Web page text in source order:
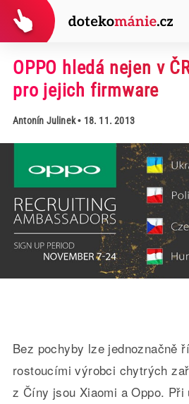
OPPO hledá nejen v
pro jejich firmware
Antonín Julinek• 18. 11. 2013
Bez pochyby lze jednoznačně
rostoucími výrobci chytrých
z Číny jsou Xiaomi a Oppo. Při